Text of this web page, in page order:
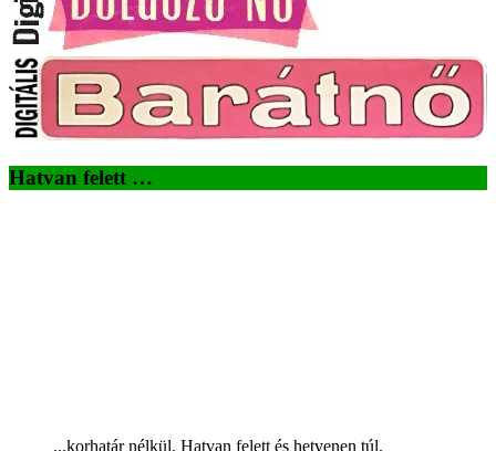
Hatvan felett …
...korhatár nélkül. Hatvan felett és hetvenen túl.